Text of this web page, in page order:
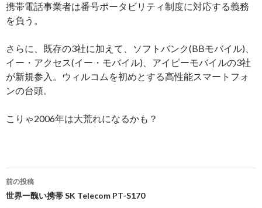
携帯電話事業者は番号ポータビリティ制度に対応する義務
を負う。
さらに、既存の3社に加えて、ソフトバンク(BBモバイル)、
イー・アクセス(イー・モバイル)、アイピーモバイルの3社
が新規参入。ウィルコムを初めとする高性能スマートフォ
ンの台頭。
こりゃ2006年は大荒れになるかも？
投
稿
前の投稿
世界一醜い携帯 SK Telecom PT-S170